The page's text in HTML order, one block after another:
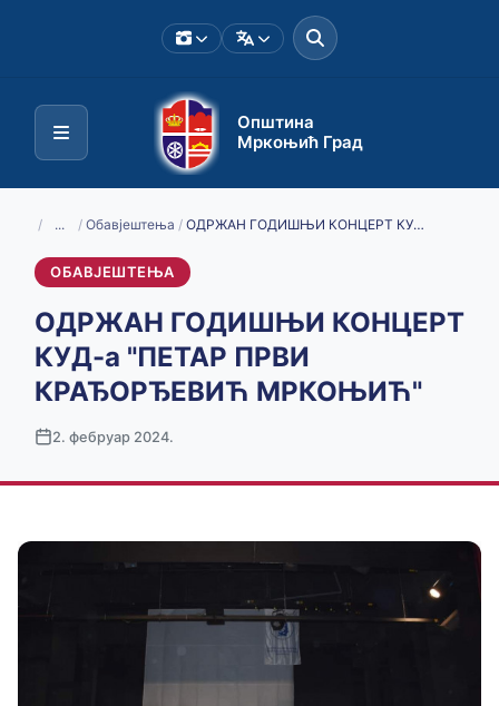
Општина
Мркоњић Град
/ ... / Обавјештења / ОДРЖАН ГОДИШЊИ КОНЦЕРТ КУД-а "ПЕТАР ПРВИ КРАЂОРЂЕВИЋ МРКОЊИЋ"
ОБАВЈЕШТЕЊА
ОДРЖАН ГОДИШЊИ КОНЦЕРТ
КУД-а "ПЕТАР ПРВИ
КРАЂОРЂЕВИЋ МРКОЊИЋ"
2. фебруар 2024.